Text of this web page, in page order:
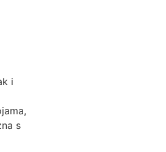
i
s